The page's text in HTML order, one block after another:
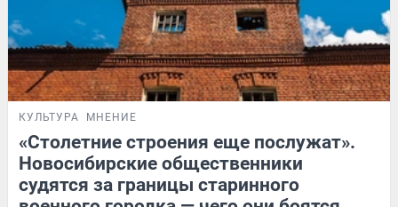
КУЛЬТУРА МНЕНИЕ
«Столетние строения еще послужат».
Новосибирские общественники
судятся за границы старинного